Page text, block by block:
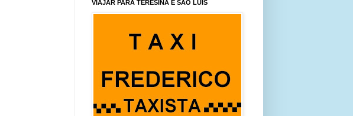
VIAJAR PARA TERESINA E SÃO LUIS